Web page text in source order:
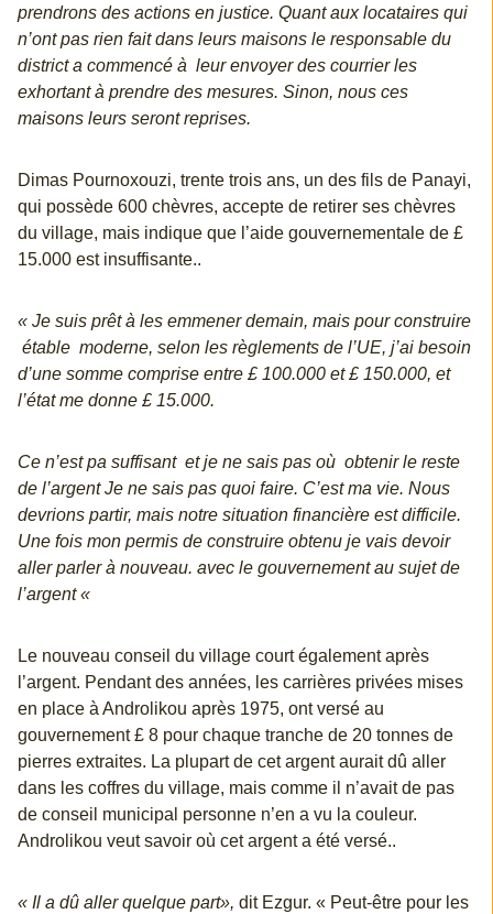
prendrons des actions en justice. Quant aux locataires qui
n’ont pas rien fait dans leurs maisons le responsable du
district a commencé à leur envoyer des courrier les
exhortant à prendre des mesures. Sinon, nous ces
maisons leurs seront reprises.
Dimas Pournoxouzi, trente trois ans, un des fils de Panayi,
qui possède 600 chèvres, accepte de retirer ses chèvres
du village, mais indique que l’aide gouvernementale de £
15.000 est insuffisante..
« Je suis prêt à les emmener demain, mais pour construire
étable moderne, selon les règlements de l’UE, j’ai besoin
d’une somme comprise entre £ 100.000 et £ 150.000, et
l’état me donne £ 15.000.
Ce n’est pa suffisant et je ne sais pas où obtenir le reste
de l’argent Je ne sais pas quoi faire. C’est ma vie. Nous
devrions partir, mais notre situation financière est difficile.
Une fois mon permis de construire obtenu je vais devoir
aller parler à nouveau. avec le gouvernement au sujet de
l’argent «
Le nouveau conseil du village court également après
l’argent. Pendant des années, les carrières privées mises
en place à Androlikou après 1975, ont versé au
gouvernement £ 8 pour chaque tranche de 20 tonnes de
pierres extraites. La plupart de cet argent aurait dû aller
dans les coffres du village, mais comme il n’avait de pas
de conseil municipal personne n’en a vu la couleur.
Androlikou veut savoir où cet argent a été versé..
« Il a dû aller quelque part», dit Ezgur. « Peut-être pour les